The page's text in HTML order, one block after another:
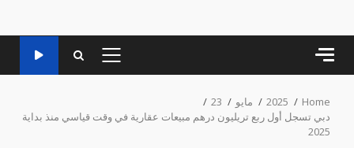
PRIMARY
Home
2025 مايو
23
دبي تسجل أول ربع تريليون درهم مبيعات عقارية في وقت قياسي منذ بداية
2025